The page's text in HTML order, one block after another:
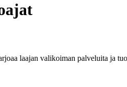
laajan valikoiman palveluita ja